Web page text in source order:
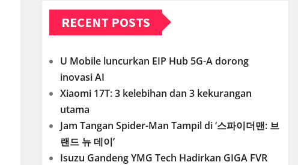
RECENT POSTS
U Mobile luncurkan EIP Hub 5G-A dorong
inovasi AI
Xiaomi 17T: 3 kelebihan dan 3 kekurangan
utama
Jam Tangan Spider-Man Tampil di ‘스파이더맨: 브
랜드 뉴 데이’
Isuzu Gandeng YMG Tech Hadirkan GIGA FVR